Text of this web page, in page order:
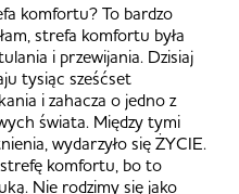
komfortu? To bardzo
strefa komfortu była
i przewijania. Dzisiaj
tysiąc sześćset
i zahacza o jedno z
świata. Między tymi
wydarzyło się ŻYCIE.
komfortu, bo to
Nie rodzimy się jako